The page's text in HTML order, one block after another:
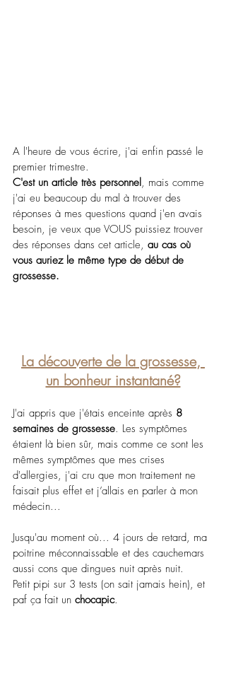
A l'heure de vous écrire, j'ai enfin passé le
premier trimestre.
C'est un article très personnel, mais comme
j'ai eu beaucoup du mal à trouver des
réponses à mes questions quand j'en avais
besoin, je veux que VOUS puissiez trouver
des réponses dans cet article, au cas où
vous auriez le même type de début de
grossesse.
La découverte de la grossesse,
un bonheur instantané?
J'ai appris que j'étais enceinte après 8
semaines de grossesse. Les symptômes
étaient là bien sûr, mais comme ce sont les
mêmes symptômes que mes crises
d'allergies, j'ai cru que mon traitement ne
faisait plus effet et j’allais en parler à mon
médecin...
Jusqu'au moment où... 4 jours de retard, ma
poitrine méconnaissable et des cauchemars
aussi cons que dingues nuit après nuit.
Petit pipi sur 3 tests (on sait jamais hein), et
paf ça fait un chocapic.